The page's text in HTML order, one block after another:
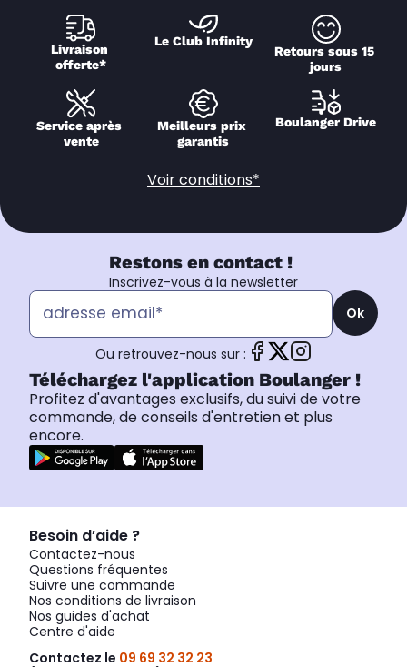
Livraison
offerte*
Le Club Infinity
Retours sous 15
jours
Service après
vente
Meilleurs prix
garantis
Boulanger Drive
Voir conditions*
Restons en contact !
Inscrivez-vous à la newsletter
Ok
Ou retrouvez-nous sur :
Téléchargez l'application Boulanger !
Profitez d'avantages exclusifs, du suivi de votre
commande, de conseils d'entretien et plus
encore.
Besoin d’aide ?
Contactez-nous
Questions fréquentes
Suivre une commande
Nos conditions de livraison
Nos guides d'achat
Centre d'aide
Contactez le 09 69 32 32 23